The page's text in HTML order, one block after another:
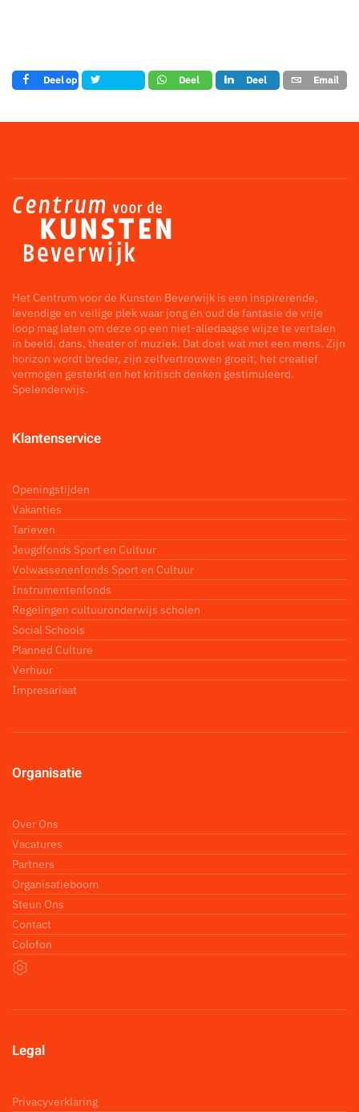
Deel op
Deel
Deel
Email
Het Centrum voor de Kunsten Beverwijk is een inspirerende,
levendige en veilige plek waar jong én oud de fantasie de vrije
loop mag laten om deze op een niet-alledaagse wijze te vertalen
in beeld, dans, theater of muziek. Dat doet wat met een mens. Zijn
horizon wordt breder, zijn zelfvertrouwen groeit, het creatief
vermogen gesterkt en het kritisch denken gestimuleerd.
Spelenderwijs.
Klantenservice
Openingstijden
Vakanties
Tarieven
Jeugdfonds Sport en Cultuur
Volwassenenfonds Sport en Cultuur
Instrumentenfonds
Regelingen cultuuronderwijs scholen
Social Schools
Planned Culture
Verhuur
Impresariaat
Organisatie
Over Ons
Vacatures
Partners
Organisatieboom
Steun Ons
Contact
Colofon
Legal
Privacyverklaring